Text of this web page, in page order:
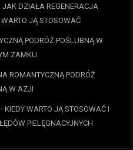
JAK DZIAŁA REGENERACJA
JĄ STOSOWAĆ
PODRÓŻ POŚLUBNĄ W
ZAMKU
ROMANTYCZNĄ PODRÓŻ
W AZJI
WARTO JĄ STOSOWAĆ I
PIELĘGNACYJNYCH